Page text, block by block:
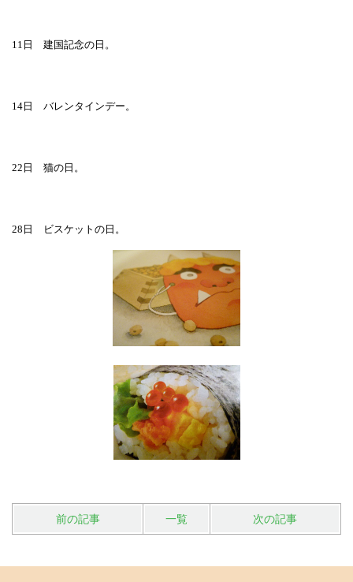
11 日 建国記念の日。
14 日 バレンタインデー。
22 日 猫の日。
28 日 ビスケットの日。
前の記事 一覧 次の記事